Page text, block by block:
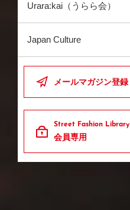
Urara:kai（うらら会）
Japan Culture
メールマガジン登録
Street Fashion Library
会員専用